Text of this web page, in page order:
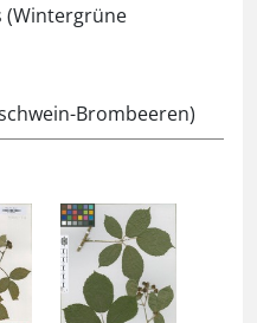
(Wintergrüne
Brombeeren)